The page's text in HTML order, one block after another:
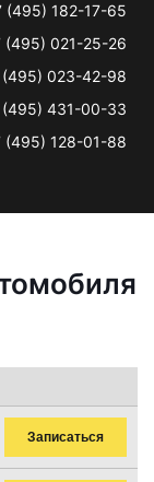
(495) 182-17-65
(495) 021-25-26
(495) 023-42-98
(495) 431-00-33
(495) 128-01-88
Записаться